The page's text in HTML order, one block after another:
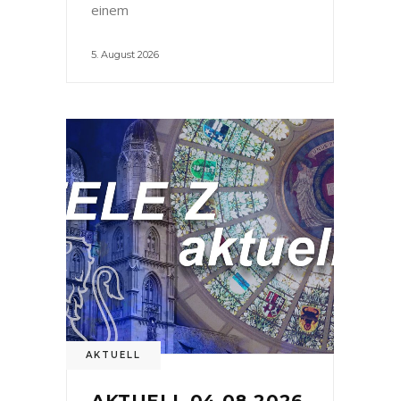
einem
5. August 2026
AKTUELL